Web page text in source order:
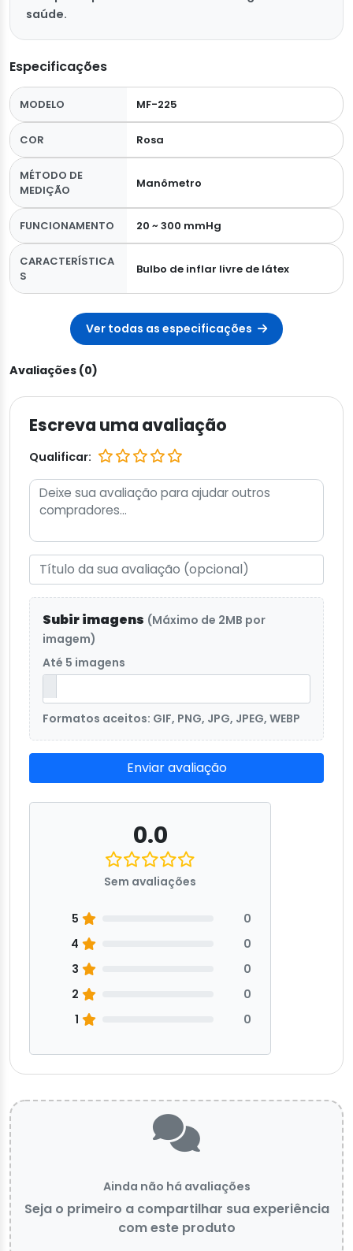
saúde.
Especificações
MODELO MF-225
COR Rosa
MÉTODO DE
MEDIÇÃO
Manômetro
FUNCIONAMENTO 20 ~ 300 mmHg
CARACTERÍSTICA
S
Bulbo de inflar livre de látex
Ver todas as especificações
Avaliações (0)
Escreva uma avaliação
Qualificar:
Subir imagens (Máximo de 2MB por
imagem)
Até 5 imagens
Formatos aceitos: GIF, PNG, JPG, JPEG, WEBP
Enviar avaliação
0.0
Sem avaliações
5
0
4
0
3
0
2
0
1
0
Ainda não há avaliações
Seja o primeiro a compartilhar sua experiência
com este produto